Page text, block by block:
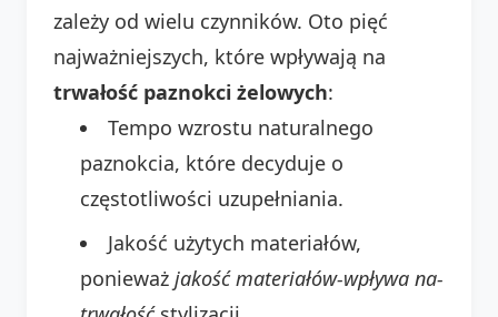
zależy od wielu czynników. Oto pięć
najważniejszych, które wpływają na
trwałość paznokci żelowych:
Tempo wzrostu naturalnego
paznokcia, które decyduje o
częstotliwości uzupełniania.
Jakość użytych materiałów,
ponieważ jakość materiałów-wpływa na-